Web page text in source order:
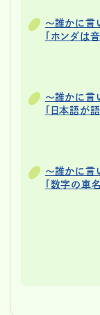
～誰かに言
「ホンダは
～誰かに言
「日本語が
～誰かに言
「数字の車